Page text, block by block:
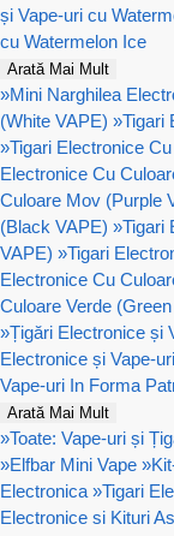
și Vape-uri cu
cu Watermelon Ice
Arată Mai Mult
»Mini Narghilea
(White VAPE) »Tigari
»Tigari Electronice
Electronice Cu
Culoare Mov (Purple
(Black VAPE) »Tigari
VAPE) »Tigari
Electronice Cu
Culoare Verde
»Țigări Electronice și
Electronice și Vape-
Vape-uri In Forma
Arată Mai Mult
»Toate: Vape-uri și
»Elfbar Mini Vape »
Electronica »Tigari
Electronice si Kituri